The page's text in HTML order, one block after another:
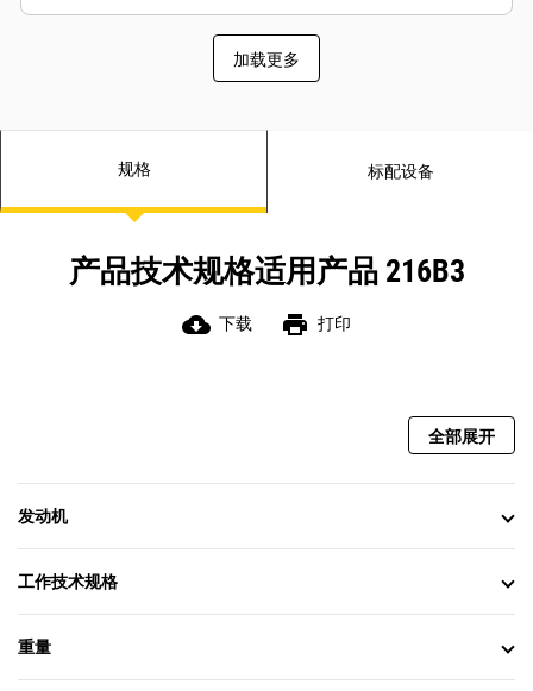
加载更多
规格 标配设备
产品技术规格适用产品 216B3
cloud_download 下载 print 打印
全部展开
发动机
工作技术规格
重量